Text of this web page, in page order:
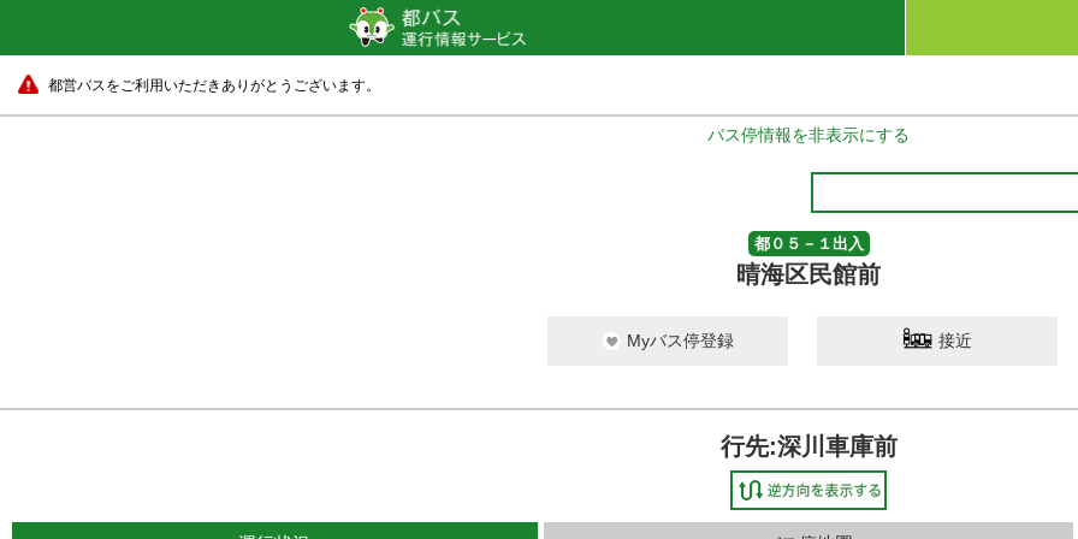
都営バスをご利用いただきありがとうございます。
バス停情報を非表示にする
都０５－１出入
晴海区民館前
Myバス停登録 接近
行先:深川車庫前